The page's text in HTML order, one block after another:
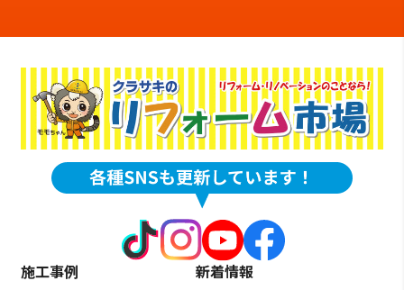
施工事例
新着情報